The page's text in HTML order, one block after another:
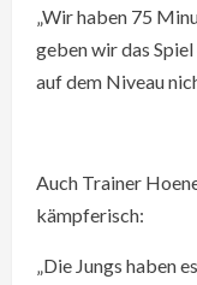
„Wir haben 75
geben wir das
auf dem Niveau
Auch Trainer
kämpferisch:
„Die Jungs haben